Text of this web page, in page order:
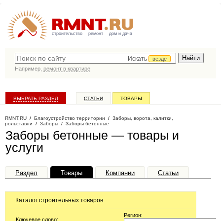
строительство ремонт дом и дача
Искать
везде
Например, ремонт в квартире
ВЫБРАТЬ РАЗДЕЛ СТАТЬИ ТОВАРЫ
RMNT.RU / Благоустройство территории / Заборы, ворота, калитки,
рольставни / Заборы / Заборы бетонные
Заборы бетонные — товары и
услуги
Раздел Товары Компании Статьи
Каталог строительных товаров
Ключевое слово:
Регион: